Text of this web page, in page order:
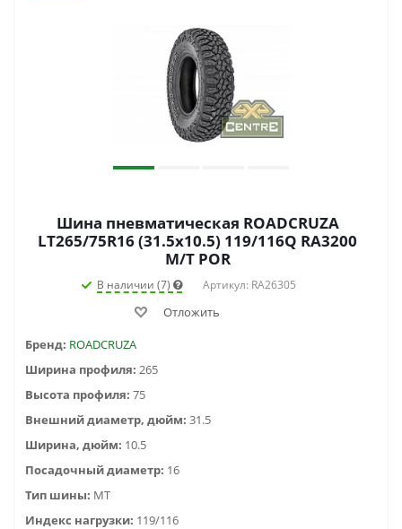
Шина пневматическая ROADCRUZA
LT265/75R16 (31.5x10.5) 119/116Q RA3200
M/T POR
В наличии (7) Артикул: RA26305
Отложить
Бренд: ROADCRUZA
Ширина профиля: 265
Высота профиля: 75
Внешний диаметр, дюйм: 31.5
Ширина, дюйм: 10.5
Посадочный диаметр: 16
Тип шины: MT
Индекс нагрузки: 119/116